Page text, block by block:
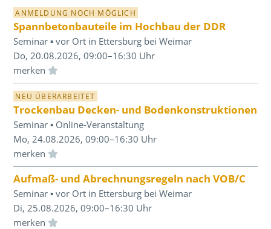
ANMELDUNG NOCH MÖGLICH
Spannbetonbauteile im Hochbau der DDR
Seminar ▪ vor Ort in Ettersburg bei Weimar
Do, 20.08.2026, 09:00–16:30 Uhr
Einloggen und Merkliste benutzen
NEU ÜBERARBEITET
Trockenbau Decken- und Bodenkonstruktionen
Seminar ▪ Online-Veranstaltung
Mo, 24.08.2026, 09:00–16:30 Uhr
Einloggen und Merkliste benutzen
Aufmaß- und Abrechnungsregeln nach VOB/C
Seminar ▪ vor Ort in Ettersburg bei Weimar
Di, 25.08.2026, 09:00–16:30 Uhr
Einloggen und Merkliste benutzen